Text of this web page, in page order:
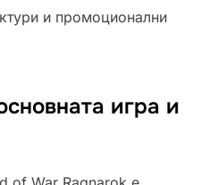
и промоционални
игра и